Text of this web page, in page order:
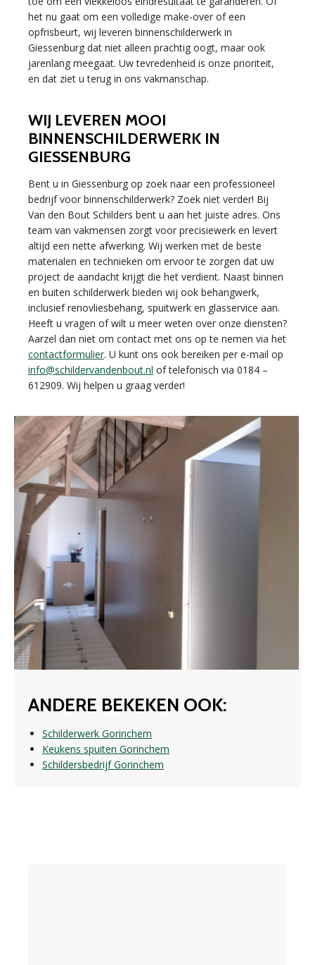
het nu gaat om een volledige make-over of een
opfrisbeurt, wij leveren binnenschilderwerk in
Giessenburg dat niet alleen prachtig oogt, maar ook
jarenlang meegaat. Uw tevredenheid is onze prioriteit,
en dat ziet u terug in ons vakmanschap.
WIJ LEVEREN MOOI
BINNENSCHILDERWERK IN
GIESSENBURG
Bent u in Giessenburg op zoek naar een professioneel
bedrijf voor binnenschilderwerk? Zoek niet verder! Bij
Van den Bout Schilders bent u aan het juiste adres. Ons
team van vakmensen zorgt voor precisiewerk en levert
altijd een nette afwerking. Wij werken met de beste
materialen en technieken om ervoor te zorgen dat uw
project de aandacht krijgt die het verdient. Naast binnen
en buiten schilderwerk bieden wij ook behangwerk,
inclusief renovliesbehang, spuitwerk en glasservice aan.
Heeft u vragen of wilt u meer weten over onze diensten?
Aarzel dan niet om contact met ons op te nemen via het
contactformulier. U kunt ons ook bereiken per e-mail op
info@schildervandenbout.nl of telefonisch via 0184 –
612909. Wij helpen u graag verder!
ANDERE BEKEKEN OOK:
Schilderwerk Gorinchem
Keukens spuiten Gorinchem
Schildersbedrijf Gorinchem